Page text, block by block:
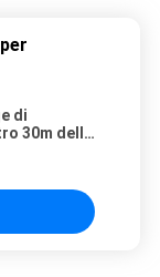
di
30m della